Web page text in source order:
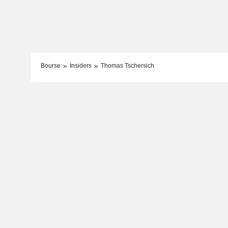
Bourse Insiders Thomas Tschersich